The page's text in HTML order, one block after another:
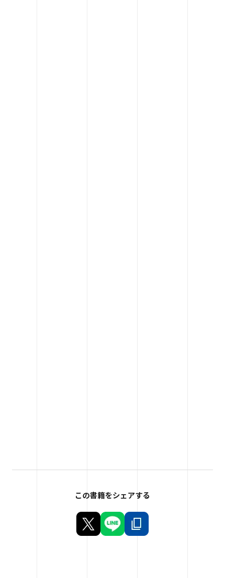
この書籍をシェアする